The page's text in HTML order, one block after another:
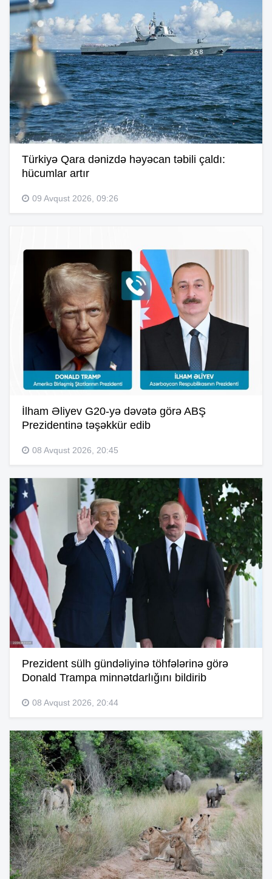
Türkiyə Qara dənizdə həyəcan təbili çaldı:
hücumlar artır
09 Avqust 2026, 09:26
İlham Əliyev G20-yə dəvətə görə ABŞ
Prezidentinə təşəkkür edib
08 Avqust 2026, 20:45
Prezident sülh gündəliyinə töhfələrinə görə
Donald Trampa minnətdarlığını bildirib
08 Avqust 2026, 20:44